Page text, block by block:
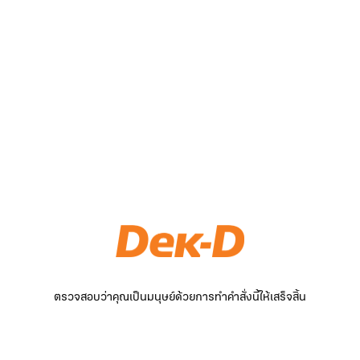
ตรวจสอบว่าคุณเป็นมนุษย์ด้วยการทำคำสั่งนี้ให้เสร็จสิ้น